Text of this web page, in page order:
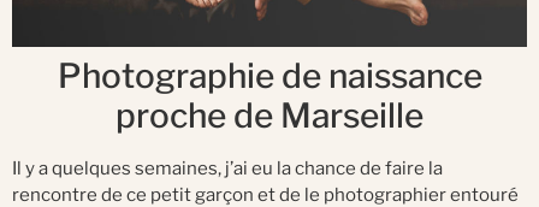
Photographie de naissance
proche de Marseille
Il y a quelques semaines, j’ai eu la chance de faire la
rencontre de ce petit garçon et de le photographier entouré